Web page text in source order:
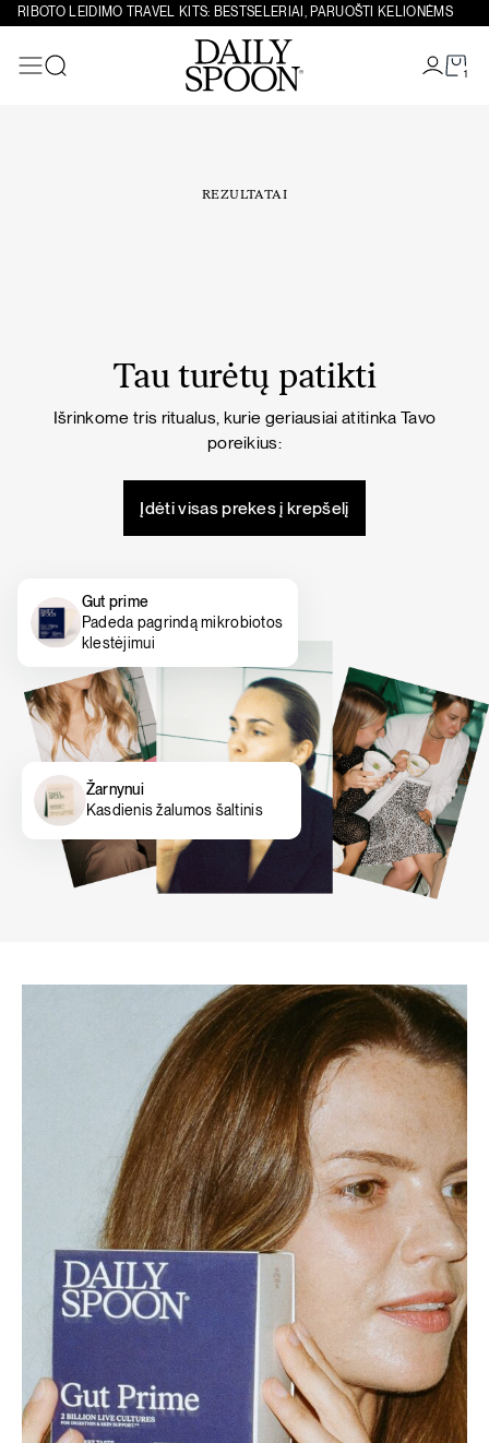
Eiti prie turinio
RIBOTO LEIDIMO TRAVEL KITS: BESTSELERIAI, PARUOŠTI KELIONĖMS
1
REZULTATAI
Tau turėtų patikti
Išrinkome tris ritualus, kurie geriausiai atitinka Tavo
poreikius:
Įdėti visas prekes į krepšelį
Gut prime
Padeda pagrindą mikrobiotos
klestėjimui
Žarnynui
Kasdienis žalumos šaltinis